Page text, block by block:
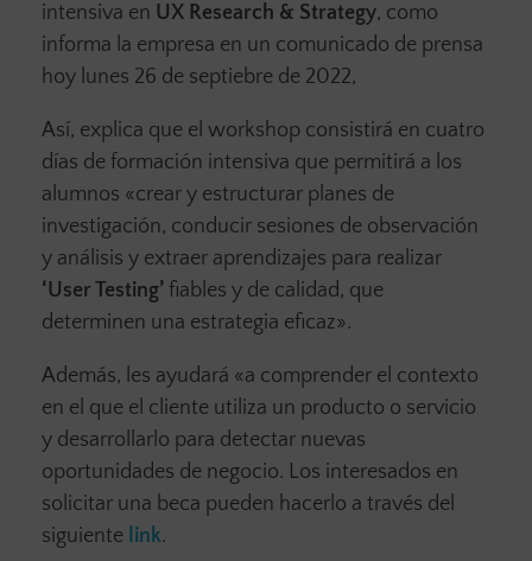
intensiva en UX Research & Strategy, como
informa la empresa en un comunicado de prensa
hoy lunes 26 de septiebre de 2022,
Así, explica que el workshop consistirá en cuatro
días de formación intensiva que permitirá a los
alumnos «crear y estructurar planes de
investigación, conducir sesiones de observación
y análisis y extraer aprendizajes para realizar
‘User Testing’ fiables y de calidad, que
determinen una estrategia eficaz».
Además, les ayudará «a comprender el contexto
en el que el cliente utiliza un producto o servicio
y desarrollarlo para detectar nuevas
oportunidades de negocio. Los interesados en
solicitar una beca pueden hacerlo a través del
siguiente link.